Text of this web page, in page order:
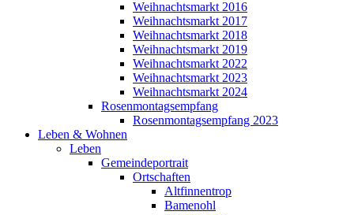
Weihnachtsmarkt 2016
Weihnachtsmarkt 2017
Weihnachtsmarkt 2018
Weihnachtsmarkt 2019
Weihnachtsmarkt 2022
Weihnachtsmarkt 2023
Weihnachtsmarkt 2024
Rosenmontagsempfang
Rosenmontagsempfang 2023
Leben & Wohnen
Leben
Gemeindeportrait
Ortschaften
Altfinnentrop
Bamenohl